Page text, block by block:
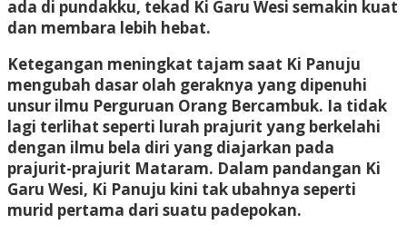
ada di pundakku, tekad Ki Garu Wesi semakin kuat
dan membara lebih hebat.
Ketegangan meningkat tajam saat Ki Panuju
mengubah dasar olah geraknya yang dipenuhi
unsur ilmu Perguruan Orang Bercambuk. Ia tidak
lagi terlihat seperti lurah prajurit yang berkelahi
dengan ilmu bela diri yang diajarkan pada
prajurit-prajurit Mataram. Dalam pandangan Ki
Garu Wesi, Ki Panuju kini tak ubahnya seperti
murid pertama dari suatu padepokan.